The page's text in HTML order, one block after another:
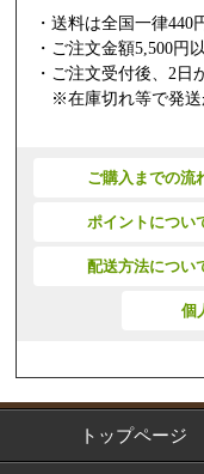
・送料は全国一律
・ご注文金額5,500円
・ご注文受付後、2日
※在庫切れ等で発送
ご購入までの流
ポイントについ
配送方法につい
個
トップページ